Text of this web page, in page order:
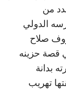
من
الدولي
صلاح
قصة حزينه
بدانة
تهريب